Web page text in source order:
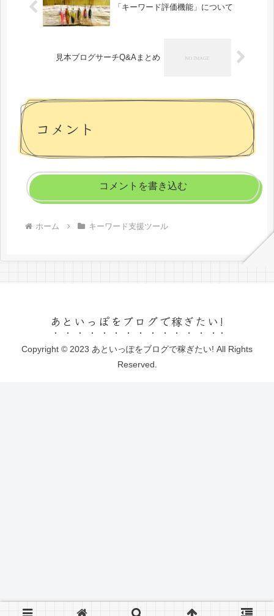
「キーワード評価機能」について
見本ブログサーチQ&Aまとめ
コメント
コメントを書き込む
ホーム キーワード支援ツール
あといっぽをブログで稼ぎたい!
Copyright © 2023 あといっぽをブログで稼ぎたい! All Rights
Reserved.